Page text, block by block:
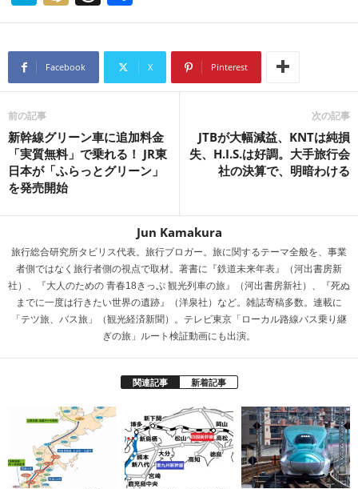
at
e
n
a
ixi hr
e
d
有
Facebook X Pinterest
前の記事
新幹線グリーン車に追加料金
「実質無料」で乗れる！ JR東
日本が「ふらっとグリーン」
を発売開始
次の記事
JTBが大幅減益、KNTは純損
失、H.I.S.は好調。大手旅行会
社の決算で、明暗わける
Jun Kamakura
旅行総合研究所タビリス代表。旅行ブロガー。旅に関するテーマ全般を、事業
者側ではなく旅行者側の視点で取材。著書に『鉄道未来年表』（河出書房新
社）、『大人のための 青春18きっぷ 観光列車の旅』（河出書房新社）、『死ぬ
までに一度は行きたい世界の遺跡』（洋泉社）など。雑誌寄稿多数。連載に
「テツ旅、バス旅」（観光経済新聞）。テレビ東京「ローカル路線バス乗り継
ぎの旅」ルート検証動画にも出演。
関連記事 新着記事